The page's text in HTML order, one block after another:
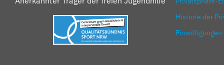
Historie der